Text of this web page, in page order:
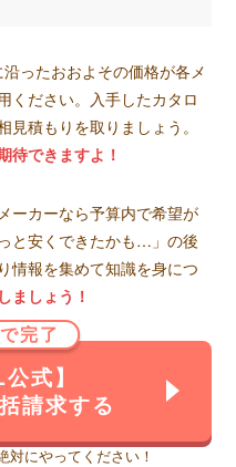
ったおおよその価格が各メ
ください。入手したカタロ
積もりを取りましょう。
待できますよ！
ーカーなら予算内で希望が
と安くできたかも…」の後
情報を集めて知識を身につ
ましょう！
完了
式】
請求する
対にやってください！